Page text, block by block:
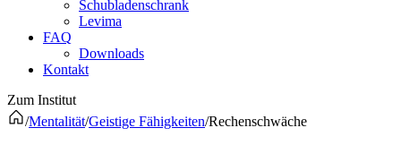
Schubladenschrank
Levima
FAQ
Downloads
Kontakt
Zum Institut
/Mentalität/Geistige Fähigkeiten/Rechenschwäche